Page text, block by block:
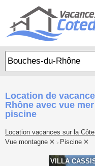
Location de
Rhône avec vue
piscine
Location vacances sur la
Vue montagne > Piscine
VILLA